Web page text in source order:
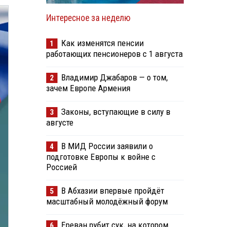
Интересное за неделю
1
Как изменятся пенсии
работающих пенсионеров с 1 августа
2
Владимир Джабаров — о том,
зачем Европе Армения
3
Законы, вступающие в силу в
августе
4
В МИД России заявили о
подготовке Европы к войне с
Россией
5
В Абхазии впервые пройдёт
масштабный молодёжный форум